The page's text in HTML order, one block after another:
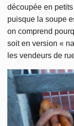
découpée en
puisque la soupe
on comprend
soit en version «
les vendeurs de